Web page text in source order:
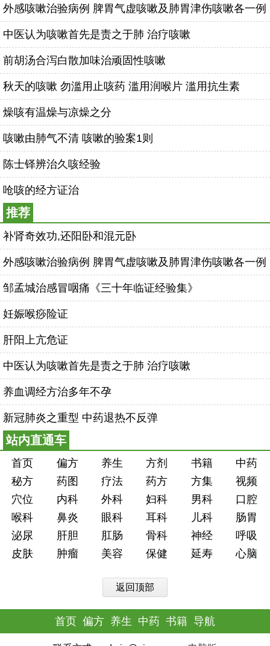
外感咳嗽治验病例 脾胃气虚咳嗽及肺胃津伤咳嗽各一例
中医认为咳嗽首先是责之于肺 治疗咳嗽
前胡汤合泻白散加味治顽固性咳嗽
秋天的咳嗽 勿滥用止咳药 滥用润喉片 滥用抗生素
燥咳有温燥与凉燥之分
咳嗽由肺气不清 咳嗽的验案1则
陈士铎辨治久咳经验
呛咳的经方证治
推荐
补肾奇效功,还阳卧和混元卧
外感咳嗽治验病例 脾胃气虚咳嗽及肺胃津伤咳嗽各一例
邹孟城治感冒咽痛《三十年临证经验集》
妊娠喉痧险证
肝阳上亢危证
中医认为咳嗽首先是责之于肺 治疗咳嗽
养血调经方治多年不孕
新冠肺炎之重型 中药退热不反弹
站内直通车
首页 偏方 养生 方剂 书籍
中药
秘方
药图 疗法 药方 方集
视频
穴位
内科 外科 妇科 男科
口腔
喉科
鼻炎 眼科 耳科 儿科
肠胃
泌尿
肝胆 肛肠 骨科 神经
呼吸
皮肤
肿瘤 美容 保健 延寿 心脑
返回顶部
首页 偏方 养生 中药 书籍 导航